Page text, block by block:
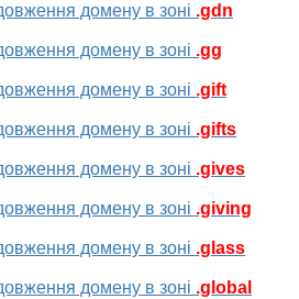
домену в зоні .gdn
домену в зоні .gg
домену в зоні .gift
домену в зоні .gifts
домену в зоні .gives
домену в зоні .giving
домену в зоні .glass
домену в зоні .global